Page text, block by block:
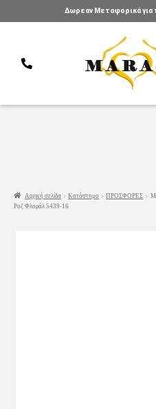
Δωρεαν Μεταφορικά για
Αρχική σελίδα Κατάστημα ΠΡΟΣΦΟΡΕΣ
Ροζ Φλοράλ 5439-16